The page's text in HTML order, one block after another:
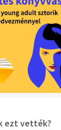
ezt vették?